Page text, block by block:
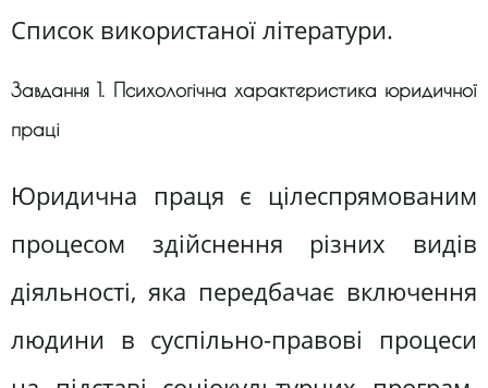
Список використаної літератури.
Завдання 1. Психологічна характеристика юридичної
праці
Юридична праця є цілеспрямованим
процесом здійснення різних видів
діяльності, яка передбачає включення
людини в суспільно-правові процеси